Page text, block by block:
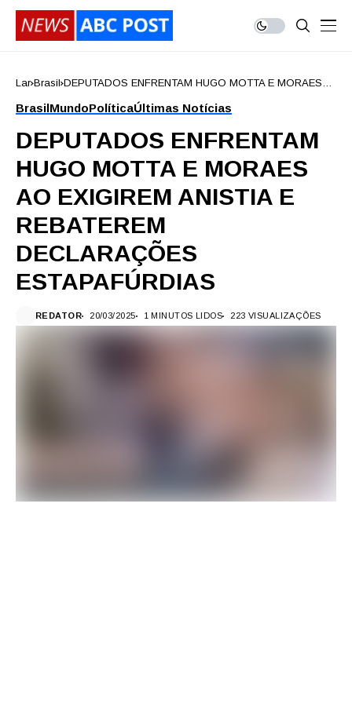
Lar Brasil DEPUTADOS ENFRENTAM HUGO MOTTA E MORAES
ESTAPAFÚRDIAS
BrasilMundoPolíticaÚltimas Notícias
DEPUTADOS ENFRENTAM
HUGO MOTTA E MORAES
AO EXIGIREM ANISTIA E
REBATEREM
DECLARAÇÕES
ESTAPAFÚRDIAS
REDATOR 20/03/2025 1 MINUTOS LIDOS 223 VISUALIZAÇÕES